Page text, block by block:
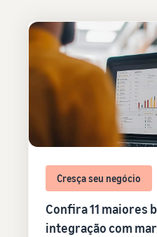
Cresça seu negócio
Confira 11 maiores
integração com